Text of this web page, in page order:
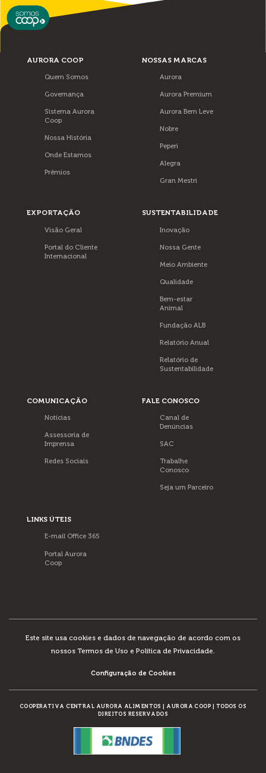
AURORA COOP
Quem Somos
Governança
Sistema Aurora
Coop
Nossa História
Onde Estamos
Prêmios
NOSSAS MARCAS
Aurora
Aurora Premium
Aurora Bem Leve
Nobre
Peperi
Alegra
Gran Mestri
EXPORTAÇÃO
Visão Geral
Portal do Cliente
Internacional
SUSTENTABILIDADE
Inovação
Nossa Gente
Meio Ambiente
Qualidade
Bem-estar
Animal
Fundação ALB
Relatório Anual
Relatório de
Sustentabilidade
COMUNICAÇÃO
Notícias
Assessoria de
Imprensa
Redes Sociais
FALE CONOSCO
Canal de
Denúncias
SAC
Trabalhe
Conosco
Seja um Parceiro
LINKS ÚTEIS
E-mail Office 365
Portal Aurora
Coop
Este site usa cookies e dados de navegação de acordo com os
nossos Termos de Uso e Política de Privacidade
Configuração de Cookies
COOPERATIVA CENTRAL AURORA ALIMENTOS AURORA COOP
TODOS OS
DIREITOS RESERVADOS